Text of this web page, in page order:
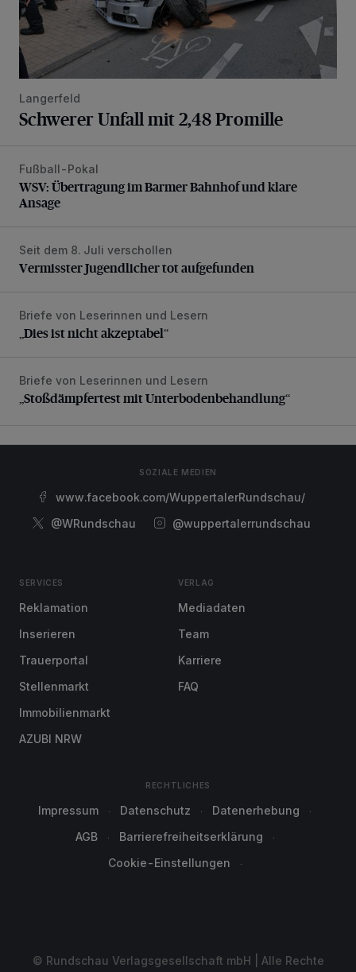
Langerfeld
Schwerer Unfall mit 2,48 Promille
WSV: Übertragung im Barmer Bahnhof und klare Ansage
Fußball-Pokal
WSV: Übertragung im Barmer Bahnhof und klare
Ansage
Vermisster Jugendlicher tot aufgefunden
Seit dem 8. Juli verschollen
Vermisster Jugendlicher tot aufgefunden
„Dies ist nicht akzeptabel“
Briefe von Leserinnen und Lesern
„Dies ist nicht akzeptabel“
„Stoßdämpfertest mit Unterbodenbehandlung“
Briefe von Leserinnen und Lesern
„Stoßdämpfertest mit Unterbodenbehandlung“
SOZIALE MEDIEN
www.facebook.com/WuppertalerRundschau/
@WRundschau
@wuppertalerrundschau
SERVICES
Reklamation
Inserieren
Trauerportal
Stellenmarkt
Immobilienmarkt
AZUBI NRW
VERLAG
Mediadaten
Team
Karriere
FAQ
RECHTLICHES
Impressum Datenschutz
Datenerhebung
AGB
Barrierefreiheitserklärung
Cookie-Einstellungen
© Rundschau Verlagsgesellschaft mbH | Alle Rechte